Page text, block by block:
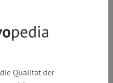
Qualität der